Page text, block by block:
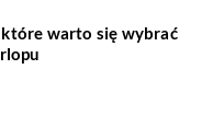
warto się wybrać